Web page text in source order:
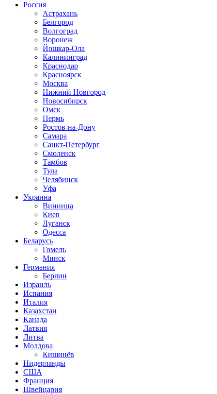
Россия
Астрахань
Белгород
Волгоград
Воронеж
Йошкар-Ола
Калининград
Краснодар
Красноярск
Москва
Нижний Новгород
Новосибирск
Омск
Пермь
Ростов-на-Дону
Самара
Санкт-Петербург
Смоленск
Тамбов
Тула
Челябинск
Уфа
Украина
Винница
Киев
Луганск
Одесса
Беларусь
Гомель
Минск
Германия
Берлин
Израиль
Испания
Италия
Казахстан
Канада
Латвия
Литва
Молдова
Кишинёв
Нидерланды
США
Франция
Швейцария